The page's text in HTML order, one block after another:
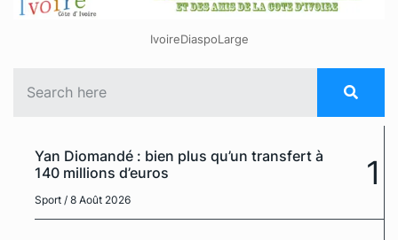
IvoireDiaspoLarge
Yan Diomandé : bien plus qu’un transfert à
140 millions d’euros
Sport / 8 Août 2026
1